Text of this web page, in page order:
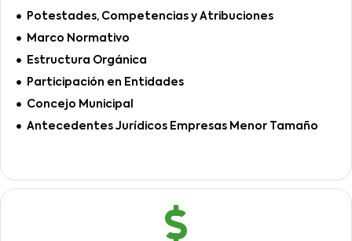
Potestades, Competencias y Atribuciones
Marco Normativo
Estructura Orgánica
Participación en Entidades
Concejo Municipal
Antecedentes Jurídicos Empresas Menor Tamaño